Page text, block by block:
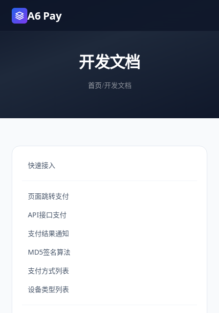
A6 Pay
开发文档
首页/开发文档
快速接入
页面跳转支付
API接口支付
支付结果通知
MD5签名算法
支付方式列表
设备类型列表